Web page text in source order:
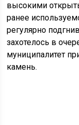
высокими
ранее
регулярно
захотелось в
муниципалитет
камень.